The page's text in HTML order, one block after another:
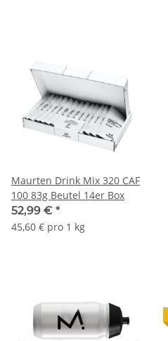
Maurten Drink Mix 320 CAF
100 83g Beutel 14er Box
52,99 € *
45,60 € pro 1 kg